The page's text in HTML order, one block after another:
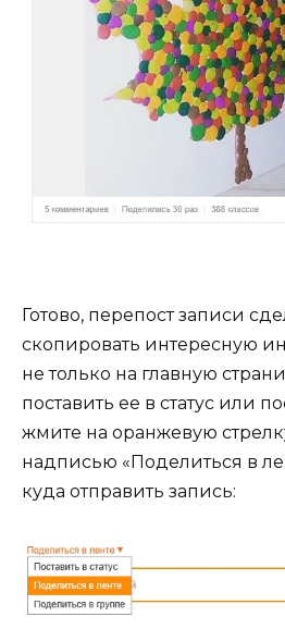
Готово, перепост записи
скопировать интересную
не только на главную
поставить ее в статус или
жмите на оранжевую
надписью «Поделиться в
куда отправить запись: